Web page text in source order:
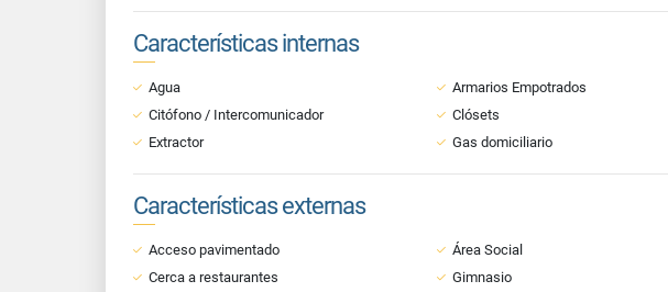
Características internas
Agua Armarios Empotrados
Citófono / Intercomunicador
Clósets
Extractor
Gas domiciliario
Características externas
Acceso pavimentado Área Social
Cerca a restaurantes
Gimnasio